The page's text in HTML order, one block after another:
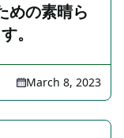
めの素晴ら
。
March 8, 2023